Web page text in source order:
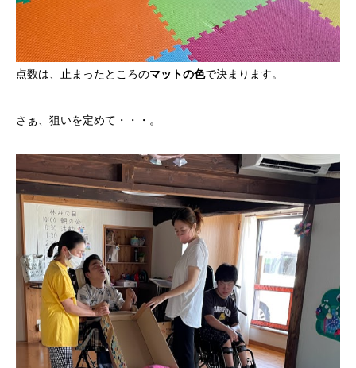
点数は、止まったところのマットの色で決まります。
さぁ、狙いを定めて・・・。